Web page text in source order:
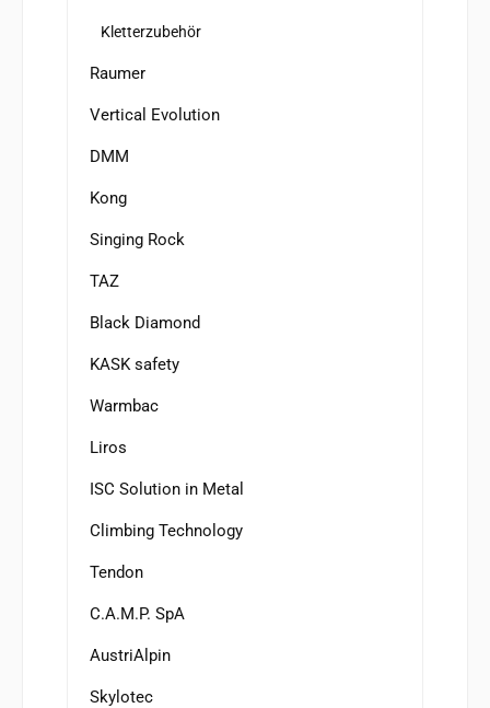
Kletterzubehör
Raumer
Vertical Evolution
DMM
Kong
Singing Rock
TAZ
Black Diamond
KASK safety
Warmbac
Liros
ISC Solution in Metal
Climbing Technology
Tendon
C.A.M.P. SpA
AustriAlpin
Skylotec